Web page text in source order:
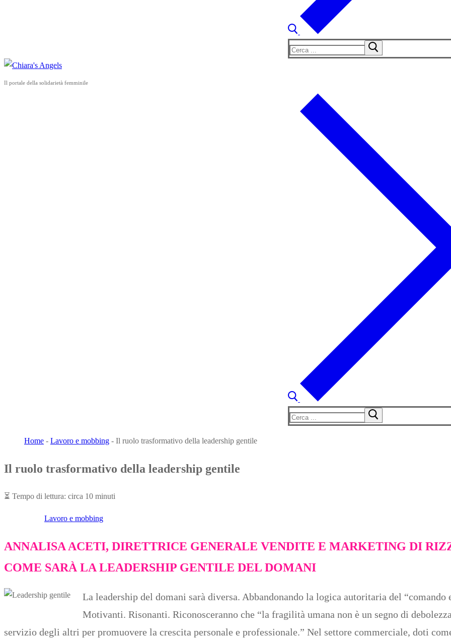
Cerca:
Il portale della solidarietà femminile
Cerca:
Home - Lavoro e mobbing - Il ruolo trasformativo della leadership gentile
Il ruolo trasformativo della leadership gentile
⏳ Tempo di lettura: circa 10 minuti
Lavoro e mobbing
ANNALISA ACETI, DIRETTRICE GENERALE VENDITE E MARKETING DI
COME SARÀ LA LEADERSHIP GENTILE DEL DOMANI
La leadership del domani sarà diversa. Abbandonando la logica autoritaria del
Motivanti. Risonanti. Riconosceranno che “la fragilità umana non è un segno di
servizio degli altri per promuovere la crescita personale e professionale.” Nel settore commerciale, doti